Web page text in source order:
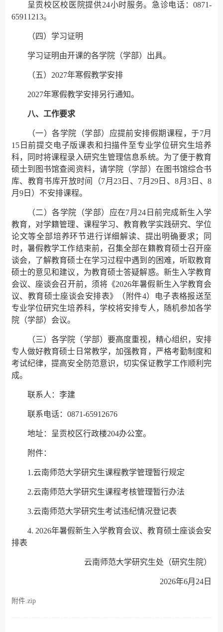
呈贡校区校医院提供24小时服务。急诊电话：0871-
65911213。
（四）学习证明
学习证明由开课的各学院（学部）出具。
（五）2027年寒假教学安排
2027年寒假教学安排另行通知。
八、工作要求
（一）各学院（学部）应提前安排假期课程，于7月
15日前提交电子版课表和扫描件至专业学位研究生培养
科，同时将课程录入研究生管理信息系统。为了便于教育
硕士到图书馆查阅资料，请学院（学部）在图书馆综合书
库、教育书库开放时间（7月23日、7月29日、8月3日、8
月9日）不安排课程。
（二）各学院（学部）应在7月24日前完成新生入学
教育，对学籍管理、课程学习、教育教学实践研究、学位
论文等全部培养环节进行详细解读、提出明确要求；同
时，暑假教学工作结束前，召集全部在籍教育硕士召开座
谈会，了解教育硕士在学习过程中遇到的困难，听取教育
硕士的意见和建议，为教育硕士答疑解惑。新生入学教育
会议、座谈会召开前，须将《2026年暑假新生入学教育会
议、教育硕士座谈会安排表》（附件4）电子表格报送至
专业学位研究生培养科，学校将安排专人，随机参加各学
院（学部）会议。
（三）各学院（学部）要高度重视，精心组织，安排
专人做好教育硕士日常教学，加强教育，严格考勤制度和
考试纪律，提高安全防范意识，切实保证教学工作顺利完
成。
联系人：李建
联系电话：0871-65912676
地址：呈贡校区行政楼204办公室。
附件：
1.云南师范大学研究生课程教学管理暂行规定
2.云南师范大学研究生课程考核管理暂行办法
3.云南师范大学研究生考试违纪情况登记表
4. 2026年暑假新生入学教育会议、教育硕士座谈会安
排表
云南师范大学研究生处（研究生院）
2026年6月24日
附件.zip